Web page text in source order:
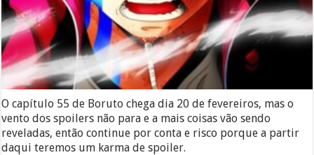
O capítulo 55 de Boruto chega dia 20 de fevereiros, mas o
vento dos spoilers não para e a mais coisas vão sendo
reveladas, então continue por conta e risco porque a partir
daqui teremos um karma de spoiler.